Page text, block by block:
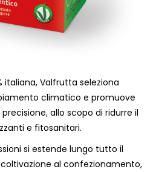
italiana, Valfrutta seleziona
climatico e promuove
allo scopo di ridurre il
e fitosanitari.
si estende lungo tutto il
al confezionamento,